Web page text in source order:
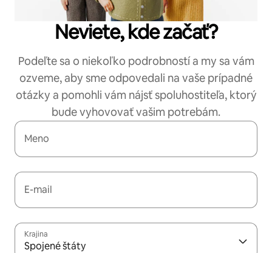
Neviete, kde začať?
Podeľte sa o niekoľko podrobností a my sa vám
ozveme, aby sme odpovedali na vaše prípadné
otázky a pomohli vám nájsť spoluhostiteľa, ktorý
bude vyhovovať vašim potrebám.
Meno
E-mail
Krajina
Spojené štáty